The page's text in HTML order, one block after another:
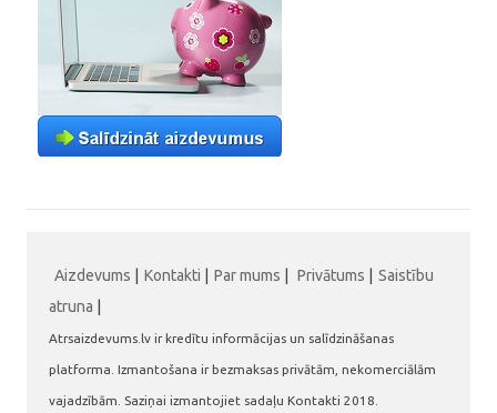
Aizdevums Kontakti Par mums Privātums
Saistību
atruna
Atrsaizdevums.lv ir kredītu informācijas un salīdzināšanas
platforma. Izmantošana ir bezmaksas privātām, nekomerciālām
vajadzībām. Saziņai izmantojiet sadaļu Kontakti 2018.